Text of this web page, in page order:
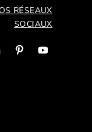
RÉSEAUX
SOCIAUX